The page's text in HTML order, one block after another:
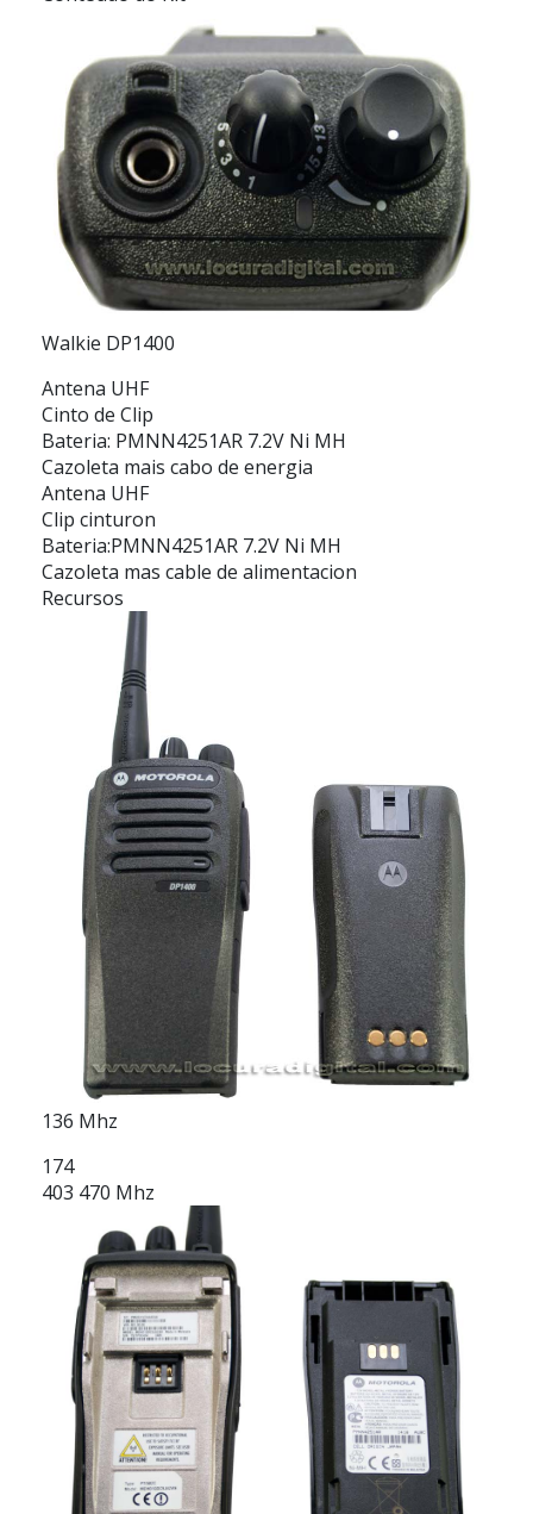
Walkie DP1400
Antena UHF
Cinto de Clip
Bateria: PMNN4251AR 7.2V Ni MH
Cazoleta mais cabo de energia
Antena UHF
Clip cinturon
Bateria:PMNN4251AR 7.2V Ni MH
Cazoleta mas cable de alimentacion
Recursos
136 Mhz
174
403 470 Mhz